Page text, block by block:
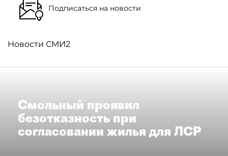
Подписаться на новости
Новости СМИ2
Смольный проявил
безотказность при
согласовании жилья для ЛСР